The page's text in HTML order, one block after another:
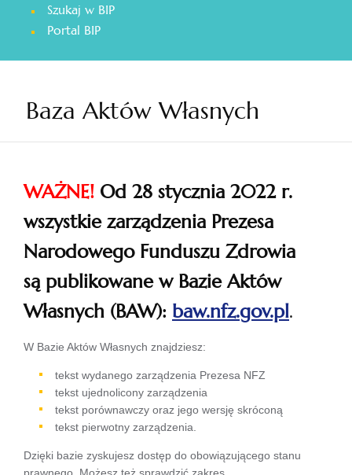
Szukaj w BIP
Portal BIPotwiera
Baza Aktów Własnych
WAŻNE! Od 28 stycznia 2022 r.
wszystkie zarządzenia Prezesa
Narodowego Funduszu Zdrowia
są publikowane w Bazie Aktów
Własnych (BAW): baw.nfz.gov.pl
otwiera
się w
nowej
karcie
.
W Bazie Aktów Własnych znajdziesz:
tekst wydanego zarządzenia Prezesa NFZ
tekst ujednolicony zarządzenia
tekst porównawczy oraz jego wersję skróconą
tekst pierwotny zarządzenia.
Dzięki bazie zyskujesz dostęp do obowiązującego stanu